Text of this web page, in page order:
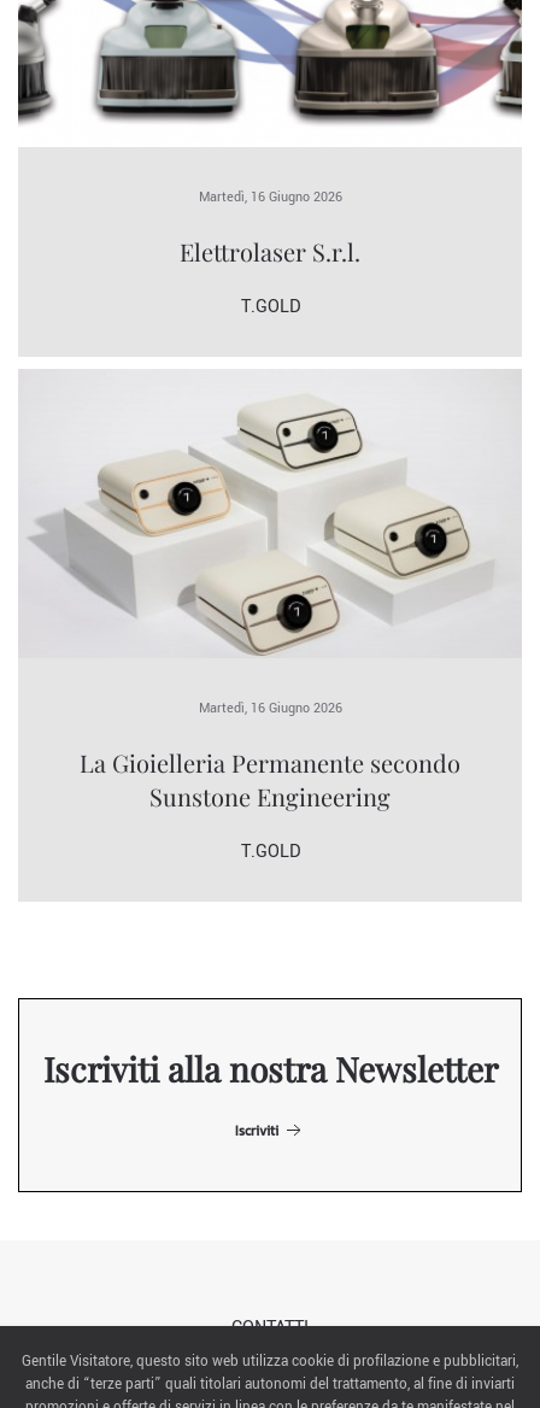
Martedì, 16 Giugno 2026
Elettrolaser S.r.l.
T.GOLD
Martedì, 16 Giugno 2026
La Gioielleria Permanente secondo
Sunstone Engineering
T.GOLD
Iscriviti alla nostra Newsletter
Iscriviti
CONTATTI
ABOUT US
Gentile Visitatore, questo sito web utilizza cookie di profilazione e pubblicitari,
anche di “terze parti” quali titolari autonomi del trattamento, al fine di inviarti